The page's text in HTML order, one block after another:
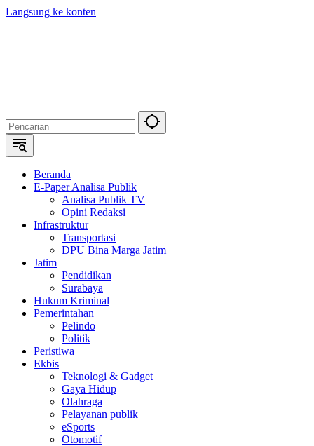
Langsung ke konten
Beranda
E-Paper Analisa Publik
Analisa Publik TV
Opini Redaksi
Infrastruktur
Transportasi
DPU Bina Marga Jatim
Jatim
Pendidikan
Surabaya
Hukum Kriminal
Pemerintahan
Pelindo
Politik
Peristiwa
Ekbis
Teknologi & Gadget
Gaya Hidup
Olahraga
Pelayanan publik
eSports
Otomotif